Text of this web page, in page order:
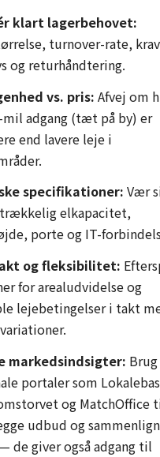
klart lagerbehovet:
turnover-rate,
og returhåndtering.
vs. pris: Afvej om
adgang (tæt på by) er
end lavere leje i
specifikationer: Vær
elkapacitet,
porte og IT-
og fleksibilitet:
for arealudvidelse og
lejebetingelser i takt
markedsindsigter: Brug
portaler som
og MatchOffice
udbud og
de giver også adgang til